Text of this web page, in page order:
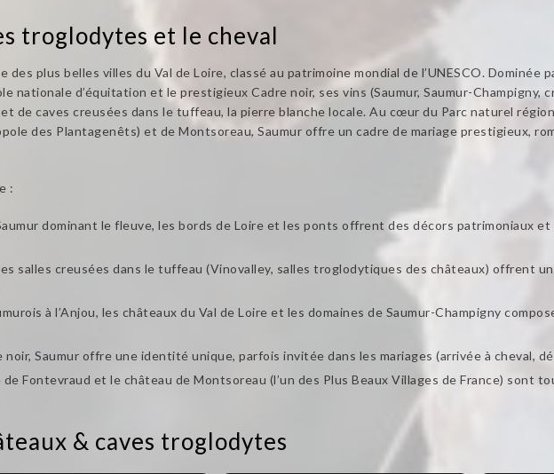
troglodytes et le cheval
des plus belles villes du Val de Loire, classé au patrimoine mondial de l’UNESCO. Dominée
nationale d’équitation et le prestigieux Cadre noir, ses vins (Saumur, Saumur-Champigny,
de caves creusées dans le tuffeau, la pierre blanche locale. Au cœur du Parc naturel
des Plantagenêts) et de Montsoreau, Saumur offre un cadre de mariage prestigieux,
:
dominant le fleuve, les bords de Loire et les ponts offrent des décors patrimoniaux
salles creusées dans le tuffeau (Vinovalley, salles troglodytiques des châteaux) offrent
à l’Anjou, les châteaux du Val de Loire et les domaines de Saumur-Champigny
Saumur offre une identité unique, parfois invitée dans les mariages (arrivée à cheval,
de Fontevraud et le château de Montsoreau (l’un des Plus Beaux Villages de France) sont
& caves troglodytes